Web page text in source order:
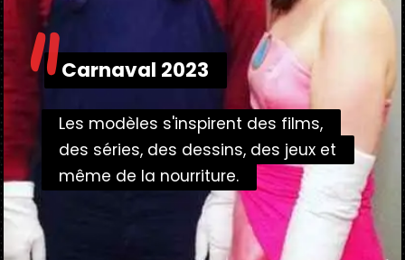
Les modèles s'inspirent des films,
des séries, des dessins, des jeux et
même de la nourriture.
Les modèles s'inspirent des films,
des séries, des dessins, des jeux et
même de la nourriture.
Carnaval 2023
Carnaval 2023
"